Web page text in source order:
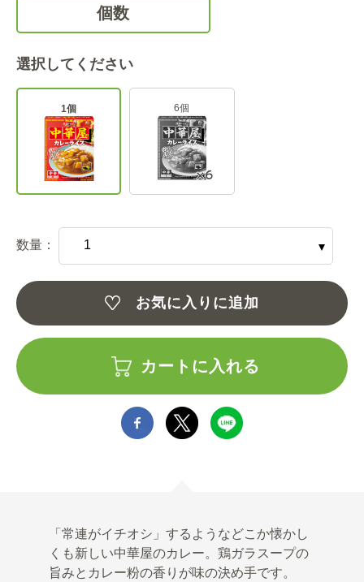
個数
選択してください
1個 6個
数量：
お気に入りに追加
カートに入れる
「常連がイチオシ」するようなどこか懐かし
くも新しい中華屋のカレー。鶏ガラスープの
旨みとカレー粉の香りが味の決め手です。